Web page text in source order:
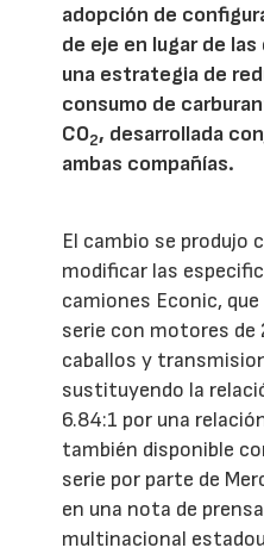
adopción de
de eje en lugar de
una estrategia de
consumo de
CO2, desarrollada
ambas compañías.
El cambio se produjo
modificar las
camiones Econic,
serie con motores de
caballos y
sustituyendo la
6.84:1 por una
también disponible
serie por parte de
en una nota de
multinacional